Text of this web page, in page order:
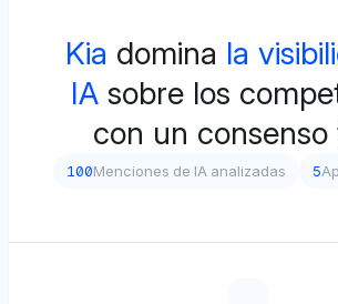
Kia domina la
IA sobre los
con un consenso
100Menciones de IA analizadas 5